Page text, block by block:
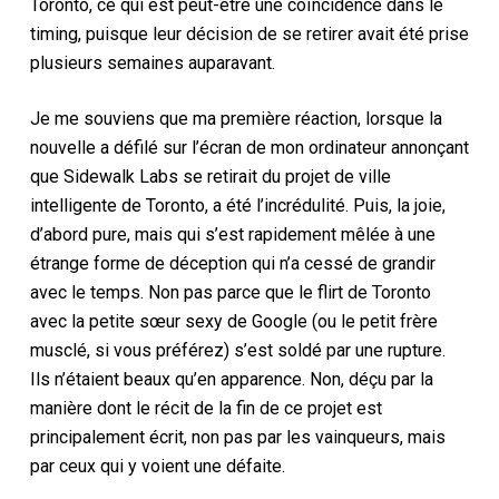
Toronto, ce qui est peut-être une coïncidence dans le
timing, puisque leur décision de se retirer avait été prise
plusieurs semaines auparavant.
Je me souviens que ma première réaction, lorsque la
nouvelle a défilé sur l’écran de mon ordinateur annonçant
que Sidewalk Labs se retirait du projet de ville
intelligente de Toronto, a été l’incrédulité. Puis, la joie,
d’abord pure, mais qui s’est rapidement mêlée à une
étrange forme de déception qui n’a cessé de grandir
avec le temps. Non pas parce que le flirt de Toronto
avec la petite sœur sexy de Google (ou le petit frère
musclé, si vous préférez) s’est soldé par une rupture.
Ils n’étaient beaux qu’en apparence. Non, déçu par la
manière dont le récit de la fin de ce projet est
principalement écrit, non pas par les vainqueurs, mais
par ceux qui y voient une défaite.